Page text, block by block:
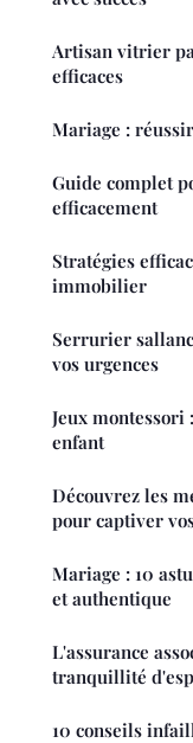
Artisan vitrier
efficaces
Mariage :
Guide complet
efficacement
Stratégies
immobilier
Serrurier
vos urgences
Jeux
enfant
Découvrez les
pour captiver
Mariage : 10
et authentique
L'assurance
tranquillité
10 conseils